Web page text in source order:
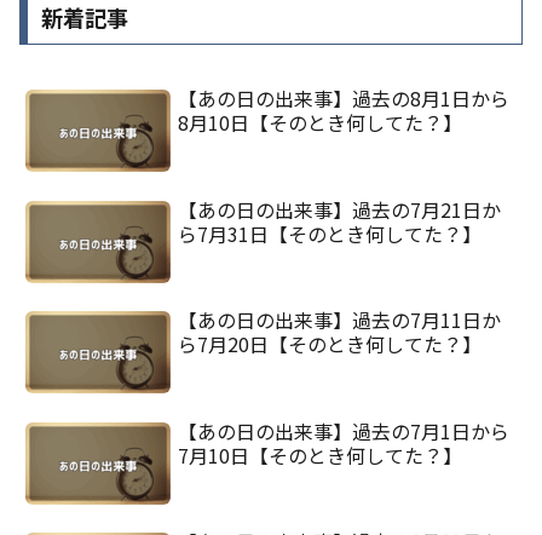
新着記事
【あの日の出来事】過去の8月1日から
8月10日【そのとき何してた？】
【あの日の出来事】過去の7月21日か
ら7月31日【そのとき何してた？】
【あの日の出来事】過去の7月11日か
ら7月20日【そのとき何してた？】
【あの日の出来事】過去の7月1日から
7月10日【そのとき何してた？】